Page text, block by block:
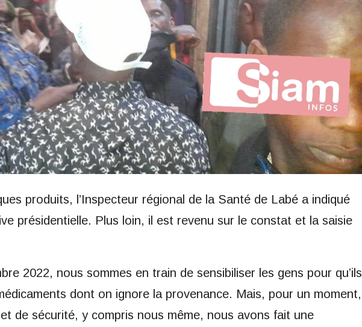
produits, l’Inspecteur régional de la Santé de Labé a indiqué
présidentielle. Plus loin, il est revenu sur le constat et la saisie
2022, nous sommes en train de sensibiliser les gens pour qu’ils
dont on ignore la provenance. Mais, pour un moment,
de sécurité, y compris nous même, nous avons fait une